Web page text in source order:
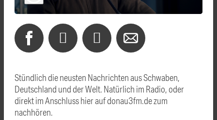
Stündlich die neusten Nachrichten aus Schwaben,
Deutschland und der Welt. Natürlich im Radio, oder
direkt im Anschluss hier auf donau3fm.de zum
nachhören.